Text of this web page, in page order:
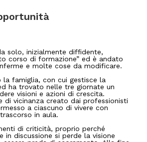
solo, inizialmente diffidente,
corso di formazione” ed è andato
e molte cose da modificare.
la famiglia, con cui gestisce la
ha trovato nelle tre giornate un
visioni e azioni di crescita.
di vicinanza creato dai professionisti
a ciascuno di vivere con
in aula.
di criticità, proprio perché
in discussione si perde la visione